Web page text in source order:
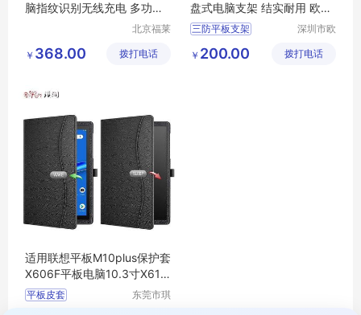
脑指纹识别无线充电 多功能
北京福莱
有限公司
￥ 368.00 拨打电话
盘式电脑支架 结实耐用 欧凯
德
三防平板支架
车载电脑支架
深圳市欧
有限公司
￥ 200.00 拨打电话
适用联想平板M10plus保护套
X606F平板电脑10.3寸X616
防摔平板皮套
平板皮套
东莞市琪